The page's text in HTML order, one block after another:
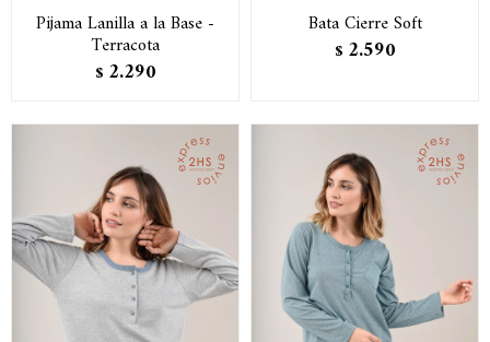
Pijama Lanilla a la Base -
Terracota
$ 2.290
Bata Cierre Soft
$ 2.590